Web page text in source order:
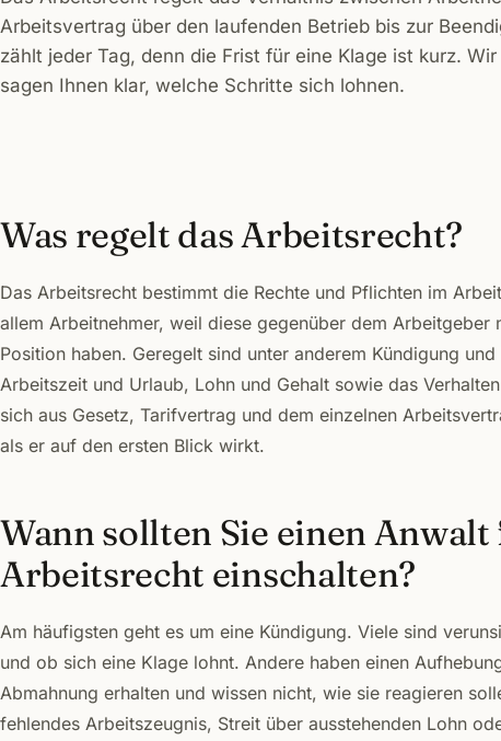
Arbeitsvertrag über den laufenden Betrieb bis zur
zählt jeder Tag, denn die Frist für eine Klage ist kurz.
sagen Ihnen klar, welche Schritte sich lohnen.
Was regelt das Arbeitsrecht?
Das Arbeitsrecht bestimmt die Rechte und Pflichten im
allem Arbeitnehmer, weil diese gegenüber dem Arbeitgeber
Position haben. Geregelt sind unter anderem Kündigung
Arbeitszeit und Urlaub, Lohn und Gehalt sowie das
sich aus Gesetz, Tarifvertrag und dem einzelnen
als er auf den ersten Blick wirkt.
Wann sollten Sie einen
Arbeitsrecht einschalten?
Am häufigsten geht es um eine Kündigung. Viele sind
und ob sich eine Klage lohnt. Andere haben einen
Abmahnung erhalten und wissen nicht, wie sie reagieren
fehlendes Arbeitszeugnis, Streit über ausstehenden Lohn